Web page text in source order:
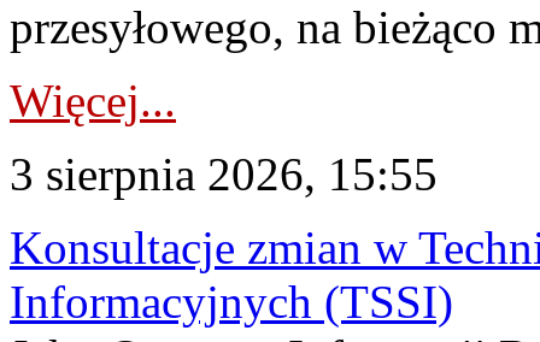
przesyłowego, na bieżąco
Więcej...
3 sierpnia 2026, 15:55
Konsultacje zmian w
Informacyjnych (TSSI)